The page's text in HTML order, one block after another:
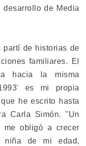
de Media
partí de historias de
familiares. El
hacia la misma
es mi propia
he escrito hasta
Carla Simón. "Un
me obligó a crecer
niña de mi edad,